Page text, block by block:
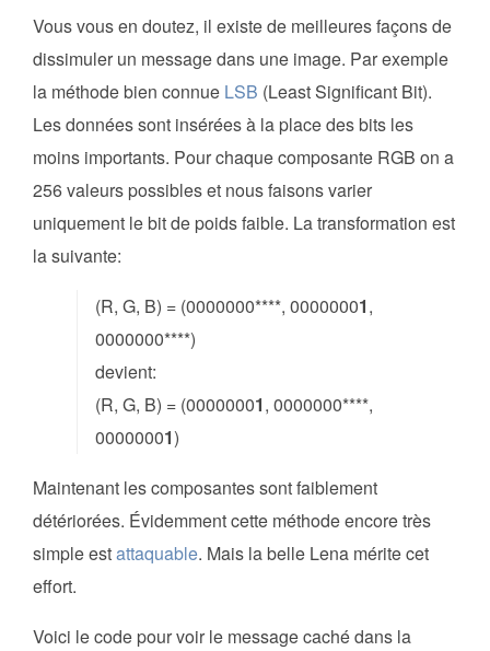
Vous vous en doutez, il existe de meilleures façons de
dissimuler un message dans une image. Par exemple
la méthode bien connue LSB (Least Significant Bit).
Les données sont insérées à la place des bits les
moins importants. Pour chaque composante RGB on a
256 valeurs possibles et nous faisons varier
uniquement le bit de poids faible. La transformation est
la suivante:
(R, G, B) = (0000000****, 00000001,
0000000****)
devient:
(R, G, B) = (00000001, 0000000****,
00000001)
Maintenant les composantes sont faiblement
détériorées. Évidemment cette méthode encore très
simple estattaquable. Mais la belle Lena mérite cet
effort.
Voici le code pour voir le message caché dans la